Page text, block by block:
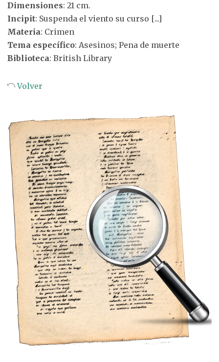
Dimensiones: 21 cm.
Incipit: Suspenda el viento su curso [...]
Materia: Crimen
Tema específico: Asesinos; Pena de muerte
Biblioteca: British Library
Volver